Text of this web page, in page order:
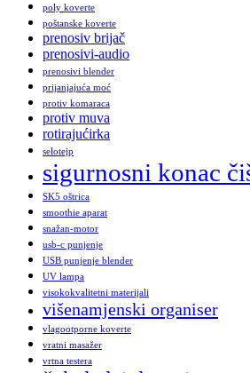
poly koverte
poštanske koverte
prenosiv brijač
prenosivi-audio
prenosivi blender
prijanjajuća moć
protiv komaraca
protiv muva
rotirajućirka
selotejp
sigurnosni konac
SK5 oštrica
smoothie aparat
snažan-motor
usb-c punjenje
USB punjenje blender
UV lampa
visokokvalitetni materijali
višenamjenski organiser
vlagootporne koverte
vratni masažer
vrtna testera